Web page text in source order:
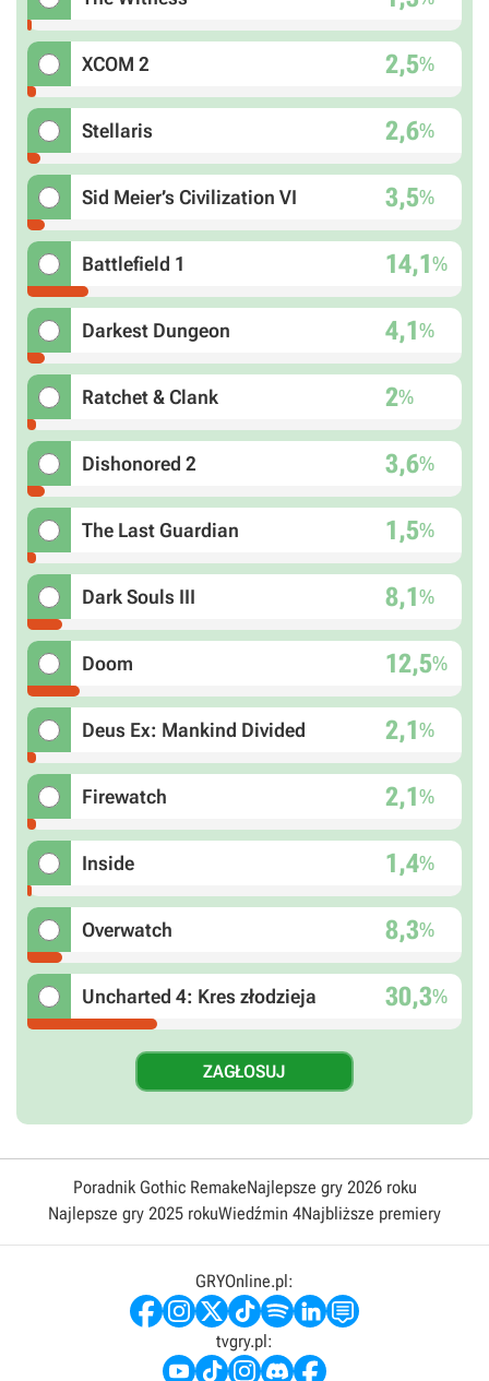
XCOM 2 2,5%
Stellaris 2,6%
Sid Meier’s Civilization VI 3,5%
Battlefield 1 14,1%
Darkest Dungeon 4,1%
Ratchet & Clank 2%
Dishonored 2 3,6%
The Last Guardian 1,5%
Dark Souls III 8,1%
Doom 12,5%
Deus Ex: Mankind Divided 2,1%
Firewatch 2,1%
Inside 1,4%
Overwatch 8,3%
Uncharted 4: Kres złodzieja 30,3%
Poradnik Gothic RemakeNajlepsze gry 2026 roku
Najlepsze gry 2025 rokuWiedźmin 4Najbliższe premiery
GRYOnline.pl:
tvgry.pl: